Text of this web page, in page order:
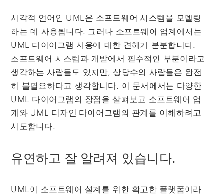
시각적 언어인 UML은 소프트웨어 시스템을 모델링
하는 데 사용됩니다. 그러나 소프트웨어 업계에서는
UML 다이어그램 사용에 대한 견해가 분분합니다.
소프트웨어 시스템과 개발에서 필수적인 부분이라고
생각하는 사람들도 있지만, 상당수의 사람들은 완전
히 불필요하다고 생각합니다. 이 문서에서는 다양한
UML 다이어그램의 장점을 살펴보고 소프트웨어 업
계와 UML 디자인 다이어그램의 관계를 이해하려고
시도합니다.
유연하고 잘 알려져 있습니다.
UML이 소프트웨어 설계를 위한 확고한 플랫폼이라